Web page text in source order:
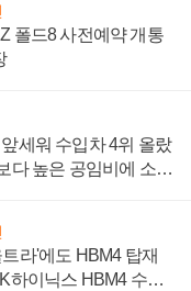
폴드8 사전예약 개통
세워 수입차 4위 올랐
다 높은 공임비에 소비
라'에도 HBM4 탑재
하이닉스 HBM4 수율